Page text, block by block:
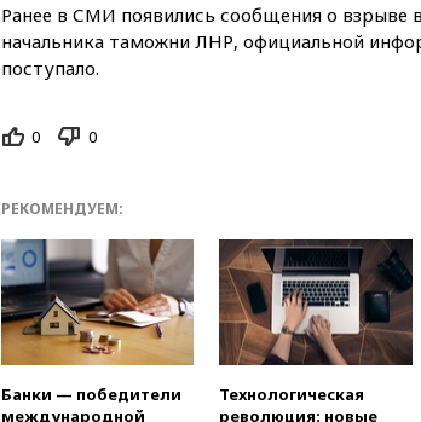
Ранее в СМИ появились сообщения о взрыве
начальника таможни ЛНР, официальной
поступало.
0 0
РЕКОМЕНДУЕМ:
Банки — победители
международной
Технологическая
революция: новые